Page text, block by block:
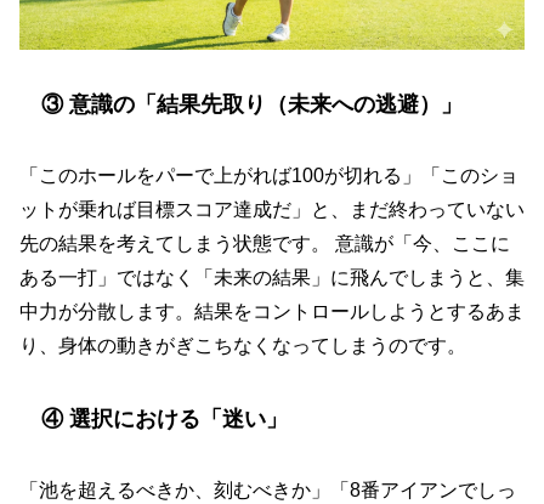
③ 意識の「結果先取り（未来への逃避）」
「このホールをパーで上がれば100が切れる」「このショ
ットが乗れば目標スコア達成だ」と、まだ終わっていない
先の結果を考えてしまう状態です。 意識が「今、ここに
ある一打」ではなく「未来の結果」に飛んでしまうと、集
中力が分散します。結果をコントロールしようとするあま
り、身体の動きがぎこちなくなってしまうのです。
④ 選択における「迷い」
「池を超えるべきか、刻むべきか」「8番アイアンでしっ